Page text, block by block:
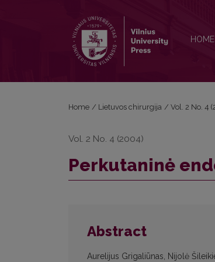
HOME
Home / Lietuvos chirurgija / Vol. 2 No. 4
Vol. 2 No. 4 (2004)
Perkutaninė
Abstract
Aurelijus Grigaliūnas, Nijolė